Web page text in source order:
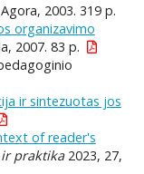
2003. 319 p.
organizavimo
2007. 83 p.
ir sintezuotas jos
of reader's
praktika2023, 27,